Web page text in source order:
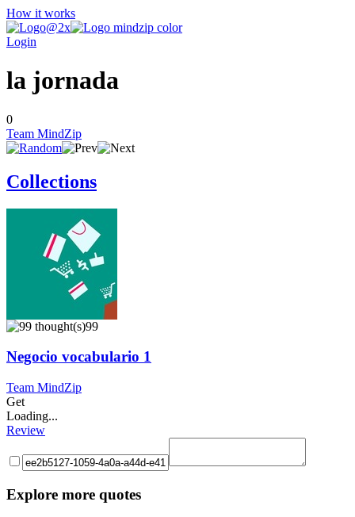
How it works
Login
la jornada
0
Team MindZip
Collections
99
Negocio vocabulario 1
Team MindZip
Get
Loading...
Review
Explore more quotes